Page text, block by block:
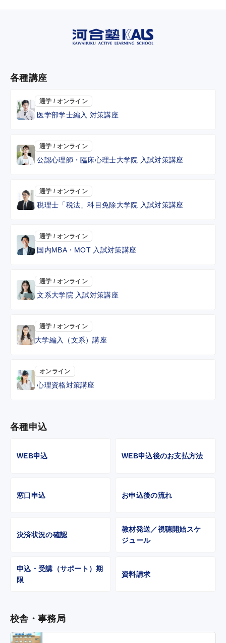
各種講座
通学 / オンライン
医学部学士編入 対策講座
通学 / オンライン
公認心理師・臨床心理士大学院 入試対策講座
通学 / オンライン
税理士「税法」科目免除大学院 入試対策講座
通学 / オンライン
国内MBA・MOT 入試対策講座
通学 / オンライン
文系大学院 入試対策講座
通学 / オンライン
大学編入（文系）講座
オンライン
心理資格対策講座
各種申込
WEB申込 WEB申込後のお支払方法
窓口申込 お申込後の流れ
決済状況の確認
教材発送／視聴開始スケ
ジュール
申込・受講（サポート）期
限
資料請求
校舎・事務局